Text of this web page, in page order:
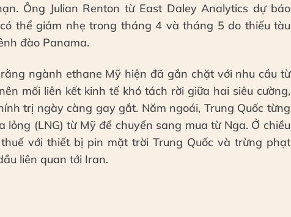
Ông Julian Renton từ East Daley Analytics dự báo
thể giảm nhẹ trong tháng 4 và tháng 5 do thiếu tàu
đào Panama.
ngành ethane Mỹ hiện đã gắn chặt với nhu cầu từ
mối liên kết kinh tế khó tách rời giữa hai siêu cường,
trị ngày càng gay gắt. Năm ngoái, Trung Quốc từng
lỏng (LNG) từ Mỹ để chuyển sang mua từ Nga. Ở chiều
với thiết bị pin mặt trời Trung Quốc và trừng phạt
liên quan tới Iran.